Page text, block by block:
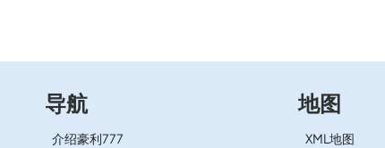
导航
介绍豪利777
地图
XML地图